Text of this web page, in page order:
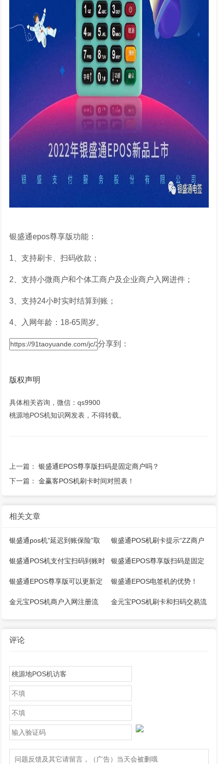
银盛通epos尊享版功能：
1、支持刷卡、扫码收款；
2、支持小微商户和个体工商户及企业商户入网进件；
3、支持24小时实时结算到账；
4、入网年龄：18-65周岁。
分享到：
版权声明
具体相关咨询，微信：qs9900
桃源地POS机知识网发表，不得转载。
上一篇：银盛通EPOS尊享版扫码是固定商户吗？
下一篇：金赢客POS机刷卡时间对照表！
相关文章
银盛通pos机“延迟到账保险”取
消方法！
银盛通POS机刷卡提示“ZZ商户
未报备”【解决】
银盛通POS机支付宝扫码到账时
间！
银盛通EPOS尊享版扫码是固定
商户吗？
银盛通EPOS尊享版可以更新定
位吗？
银盛通EPOS电签机的优势！
金元宝POS机商户入网注册流
金元宝POS机刷卡和扫码交易流
评论